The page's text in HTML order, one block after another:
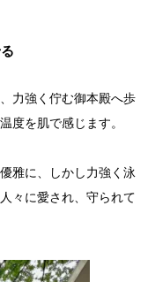
力強く佇む御本殿へ歩
度を肌で感じます。
雅に、しかし力強く泳
々に愛され、守られて